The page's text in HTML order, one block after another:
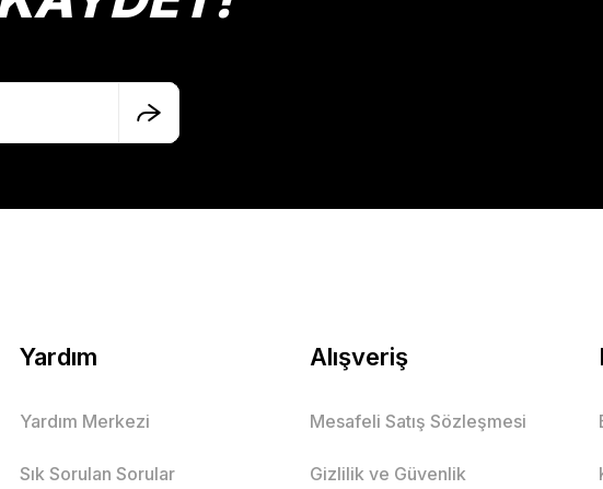
Yardım
Yardım Merkezi
Sık Sorulan Sorular
Alışveriş
Mesafeli Satış Sözleşmesi
Gizlilik ve Güvenlik